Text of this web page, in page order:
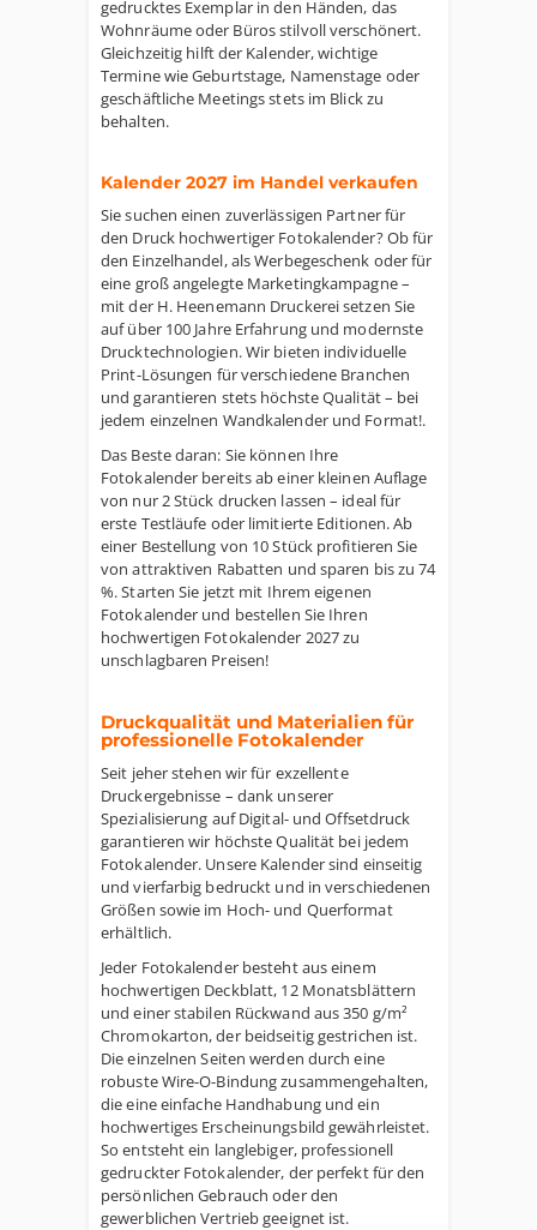
gedrucktes Exemplar in den Händen, das
Wohnräume oder Büros stilvoll verschönert.
Gleichzeitig hilft der Kalender, wichtige
Termine wie Geburtstage, Namenstage oder
geschäftliche Meetings stets im Blick zu
behalten.
Kalender 2027 im Handel verkaufen
Sie suchen einen zuverlässigen Partner für
den Druck hochwertiger Fotokalender? Ob für
den Einzelhandel, als Werbegeschenk oder für
eine groß angelegte Marketingkampagne –
mit der H. Heenemann Druckerei setzen Sie
auf über 100 Jahre Erfahrung und modernste
Drucktechnologien. Wir bieten individuelle
Print-Lösungen für verschiedene Branchen
und garantieren stets höchste Qualität – bei
jedem einzelnen Wandkalender und Format!.
Das Beste daran: Sie können Ihre
Fotokalender bereits ab einer kleinen Auflage
von nur 2 Stück drucken lassen – ideal für
erste Testläufe oder limitierte Editionen. Ab
einer Bestellung von 10 Stück profitieren Sie
von attraktiven Rabatten und sparen bis zu 74
%. Starten Sie jetzt mit Ihrem eigenen
Fotokalender und bestellen Sie Ihren
hochwertigen Fotokalender 2027 zu
unschlagbaren Preisen!
Druckqualität und Materialien für
professionelle Fotokalender
Seit jeher stehen wir für exzellente
Druckergebnisse – dank unserer
Spezialisierung auf Digital- und Offsetdruck
garantieren wir höchste Qualität bei jedem
Fotokalender. Unsere Kalender sind einseitig
und vierfarbig bedruckt und in verschiedenen
Größen sowie im Hoch- und Querformat
erhältlich.
Jeder Fotokalender besteht aus einem
hochwertigen Deckblatt, 12 Monatsblättern
und einer stabilen Rückwand aus 350 g/m²
Chromokarton, der beidseitig gestrichen ist.
Die einzelnen Seiten werden durch eine
robuste Wire-O-Bindung zusammengehalten,
die eine einfache Handhabung und ein
hochwertiges Erscheinungsbild gewährleistet.
So entsteht ein langlebiger, professionell
gedruckter Fotokalender, der perfekt für den
persönlichen Gebrauch oder den
gewerblichen Vertrieb geeignet ist.